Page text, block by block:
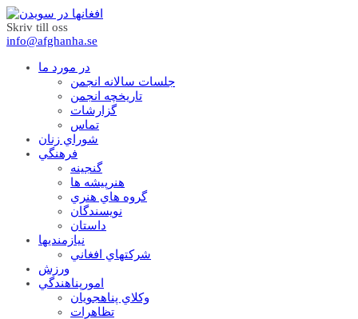
Skriv till oss
info@afghanha.se
در مورد ما
جلسات سالانه انجمن
تاریخچه انجمن
گزارشات
تماس
شوراي زنان
فرهنگي
گنجينه
هنرپيشه ها
گروه هاي هنري
نويسندگان
داستان
نيازمنديها
شرکتهاي افغاني
ورزش
امورپناهندگي
وکلاي پناهجويان
تظاهرات